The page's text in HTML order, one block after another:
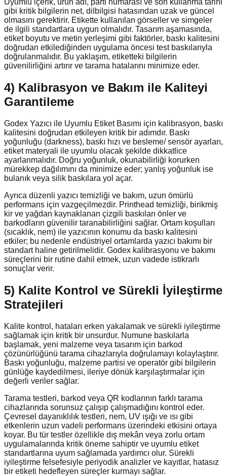
Uyumlu içerik, ürün adı, parti numarası ve son kullanma tarihi
gibi kritik bilgilerin net, dilbilgisi hatasından uzak ve güncel
olmasını gerektirir. Etikette kullanılan görseller ve simgeler
de ilgili standartlara uygun olmalıdır. Tasarım aşamasında,
etiket boyutu ve metin yerleşimi gibi faktörler, baskı kalitesini
doğrudan etkilediğinden uygulama öncesi test baskılarıyla
doğrulanmalıdır. Bu yaklaşım, etiketteki bilgilerin
güvenilirliğini artırır ve tarama hatalarını minimize eder.
4) Kalibrasyon ve Bakım ile Kaliteyi
Garantileme
Godex Yazıcı ile Uyumlu Etiket Basımı için kalibrasyon, baskı
kalitesini doğrudan etkileyen kritik bir adımdır. Baskı
yoğunluğu (darkness), baskı hızı ve besleme/ sensör ayarları,
etiket materyali ile uyumlu olacak şekilde dikkatlice
ayarlanmalıdır. Doğru yoğunluk, okunabilirliği korurken
mürekkep dağılımını da minimize eder; yanlış yoğunluk ise
bulanık veya silik baskılara yol açar.
Ayrıca düzenli yazıcı temizliği ve bakım, uzun ömürlü
performans için vazgeçilmezdir. Printhead temizliği, birikmiş
kir ve yağdan kaynaklanan çizgili baskıları önler ve
barkodların güvenilir taranabilirliğini sağlar. Ortam koşulları
(sıcaklık, nem) ile yazıcının konumu da baskı kalitesini
etkiler; bu nedenle endüstriyel ortamlarda yazıcı bakımı bir
standart haline getirilmelidir. Godex kalibrasyonu ve bakımı
süreçlerini bir rutine dahil etmek, uzun vadede istikrarlı
sonuçlar verir.
5) Kalite Kontrol ve Sürekli İyileştirme
Stratejileri
Kalite kontrol, hataları erken yakalamak ve sürekli iyileştirme
sağlamak için kritik bir unsurdur. Numune baskılarla
başlamak, yeni malzeme veya tasarım için barkod
çözünürlüğünü tarama cihazlarıyla doğrulamayı kolaylaştırır.
Baskı yoğunluğu, malzeme partisi ve operatör gibi bilgilerin
günlüğe kaydedilmesi, ileriye dönük karşılaştırmalar için
değerli veriler sağlar.
Tarama testleri, barkod veya QR kodlarının farklı tarama
cihazlarında sorunsuz çalışıp çalışmadığını kontrol eder.
Çevresel dayanıklılık testleri, nem, UV ışığı ve ısı gibi
etkenlerin uzun vadeli performans üzerindeki etkisini ortaya
koyar. Bu tür testler özellikle dış mekân veya zorlu ortam
uygulamalarında kritik öneme sahiptir ve uyumlu etiket
standartlarına uyum sağlamada yardımcı olur. Sürekli
iyileştirme felsefesiyle periyodik analizler ve kayıtlar, hatasız
bir etiketi hedefleyen süreçler kurmayı sağlar.